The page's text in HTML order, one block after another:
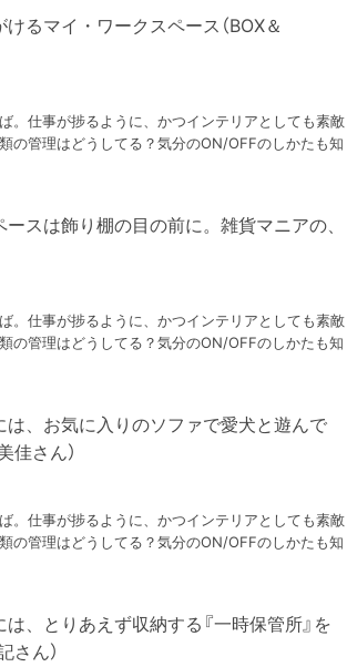
けるマイ・ワークスペース（BOX＆
。仕事が捗るように、かつインテリアとしても素敵
の管理はどうしてる？気分のON/OFFのしかたも知
ースは飾り棚の目の前に。雑貨マニアの、
。仕事が捗るように、かつインテリアとしても素敵
の管理はどうしてる？気分のON/OFFのしかたも知
は、お気に入りのソファで愛犬と遊んで
佳さん）
。仕事が捗るように、かつインテリアとしても素敵
の管理はどうしてる？気分のON/OFFのしかたも知
は、とりあえず収納する『一時保管所』を
さん）